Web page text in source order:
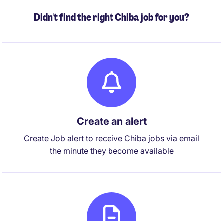
Didn't find the right Chiba job for you?
Create an alert
Create Job alert to receive Chiba jobs via email
the minute they become available